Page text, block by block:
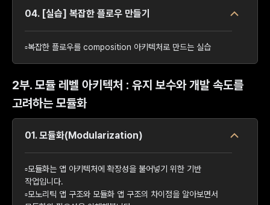
04. [실습] 복잡한 플로우 만들기
▫️복잡한 플로우를 composition 아키텍처로 만드는 실습
2부. 모듈 레벨 아키텍처 : 유지 보수와 개발 속도를
고려하는 모듈화
01. 모듈화(Modularization)
▫️모듈화는 앱 아키텍처에 확장성을 불어넣기 위한 기반
작업입니다.
▫️모노리틱 앱 구조와 모듈화 앱 구조의 차이점을 알아보면서